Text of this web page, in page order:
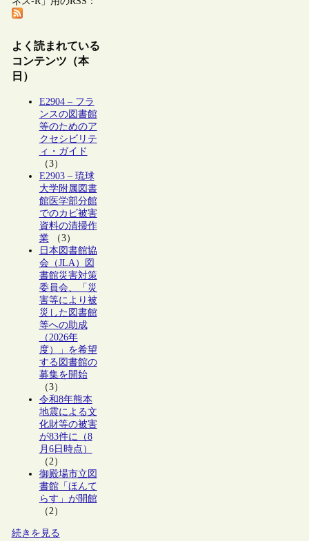
よく読まれている
コンテンツ（本
日）
E2904 – フラ
ンスの図書館
等のためのア
クセシビリテ
ィ・ガイド
（3）
E2903 – 琉球
大学附属図書
館医学部分館
でのカビ被害
資料の清掃作
業（3）
日本図書館協
会（JLA）図
書館災害対策
委員会、「災
害等により被
災した図書館
等への助成
（2026年
度）」を希望
する図書館の
募集を開始
（3）
令和8年熊本
地震による文
化財等の被害
が83件に（8
月6日時点）
（2）
御殿場市立図
書館「ほんて
らす」が開館
（2）
続きを見る